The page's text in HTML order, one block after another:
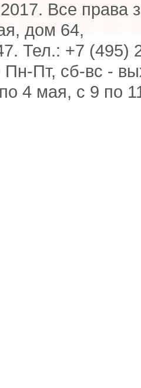
Все права
дом 64,
Тел.: +7 (495)
Пт, сб-вс -
4 мая, с 9 по